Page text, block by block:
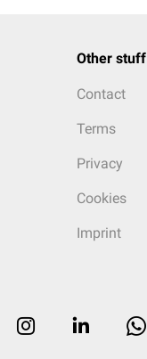
Other stuff
Contact
Terms
Privacy
Cookies
Imprint